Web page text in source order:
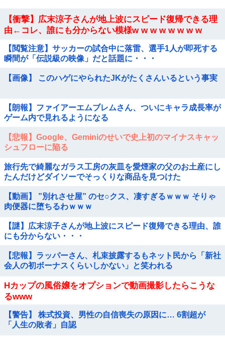
【衝撃】広末涼子さんが地上波にスピード復帰できる理
由←コレ、誰にも分からない模様w w w w w w w w
【閲覧注意】サッカーの試合中に落雷、選手1人が即死する
瞬間が「伝説級の映像」だと話題に・・・
【画像】 このハゲにやられたJKがたくさんいるという事実
【朗報】ファイアーエムブレムさん、ついにキャラ成長率が
ゲーム内で見れるようになる
【悲報】Google、Geminiのせいで史上初のマイナスキャッ
シュフローに陥る
旅行先で綺麗なガラス工房の灰皿を愛煙家の父のお土産にし
たんだけどダイソーでそっくりな商品を見つけた
【動画】 ”別れさせ屋” のセ○クス、凄すぎるｗｗｗ そりゃ
肉便器に堕ちるわｗｗｗ
【謎】広末涼子さんが地上波にスピード復帰できる理由、誰
にも分からない・・・
【悲報】ラッパーさん、札束披露するもネット民から「新社
会人の初ボーナスくらいしかない」と笑われる
Hカップの風俗嬢をオプションで動画撮影したらこうな
るwww
【警告】 株式投資、男性の自信喪失の原因に… 6割超が
「人生の敗者」自認